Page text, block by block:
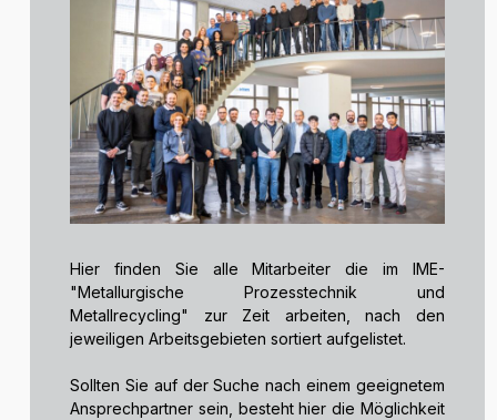
Hier finden Sie alle Mitarbeiter die im IME-
"Metallurgische Prozesstechnik und
Metallrecycling" zur Zeit arbeiten, nach den
jeweiligen Arbeitsgebieten sortiert aufgelistet.
Sollten Sie auf der Suche nach einem geeignetem
Ansprechpartner sein, besteht hier die Möglichkeit